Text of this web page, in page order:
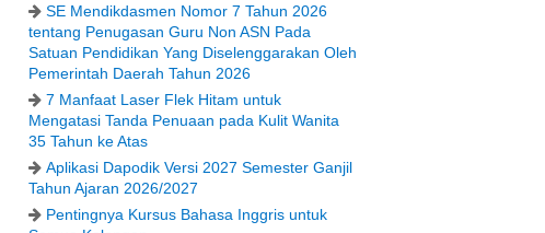
SE Mendikdasmen Nomor 7 Tahun 2026
tentang Penugasan Guru Non ASN Pada
Satuan Pendidikan Yang Diselenggarakan Oleh
Pemerintah Daerah Tahun 2026
7 Manfaat Laser Flek Hitam untuk
Mengatasi Tanda Penuaan pada Kulit Wanita
35 Tahun ke Atas
Aplikasi Dapodik Versi 2027 Semester Ganjil
Tahun Ajaran 2026/2027
Pentingnya Kursus Bahasa Inggris untuk